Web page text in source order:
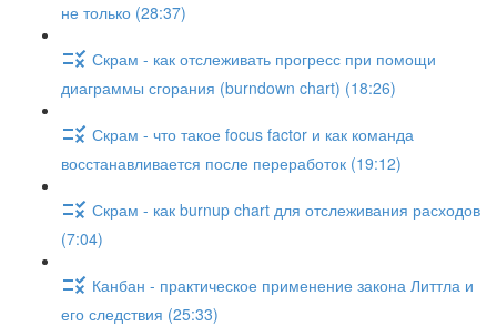
не только (28:37)
Скрам - как отслеживать прогресс при помощи
диаграммы сгорания (burndown chart) (18:26)
Скрам - что такое focus factor и как команда
восстанавливается после переработок (19:12)
Скрам - как burnup chart для отслеживания расходов
(7:04)
Канбан - практическое применение закона Литтла и
его следствия (25:33)